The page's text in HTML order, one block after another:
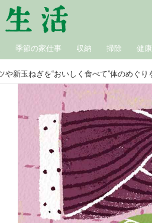
季節の家仕事 収納 掃除 健康